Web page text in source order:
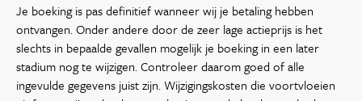
Je boeking is pas definitief wanneer wij je betaling hebben
ontvangen. Onder andere door de zeer lage actieprijs is het
slechts in bepaalde gevallen mogelijk je boeking in een later
stadium nog te wijzigen. Controleer daarom goed of alle
ingevulde gegevens juist zijn. Wijzigingskosten die voortvloeien